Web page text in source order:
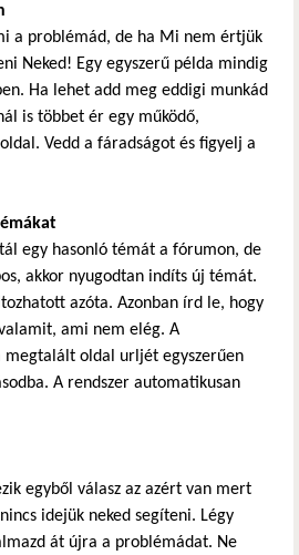
a problémád, de ha Mi nem értjük
Neked! Egy egyszerű példa mindig
Ha lehet add meg eddigi munkád
is többet ér egy működő,
Vedd a fáradságot és figyelj a
egy hasonló témát a fórumon, de
akkor nyugodtan indíts új témát.
azóta. Azonban írd le, hogy
ami nem elég. A
megtalált oldal urljét egyszerűen
A rendszer automatikusan
egyből válasz az azért van mert
idejük neked segíteni. Légy
át újra a problémádat. Ne